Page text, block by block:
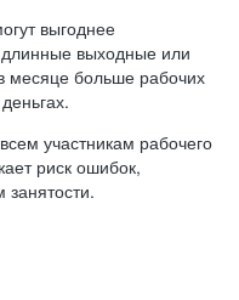
выгоднее
выходные или
месяце больше рабочих
участникам рабочего
риск ошибок,
занятости.